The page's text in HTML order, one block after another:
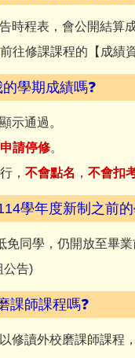
時程表，會公開結算
往修課課程的【成績
學期成績嗎❓
示通過。
請停修。
， 不會點名 ， 不會扣
學年度新制之前
免同學，仍開放至畢
公告)
課師課程嗎❓
修讀外校磨課師課程